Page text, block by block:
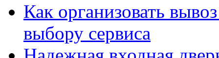
Как организовать
выбору сервиса